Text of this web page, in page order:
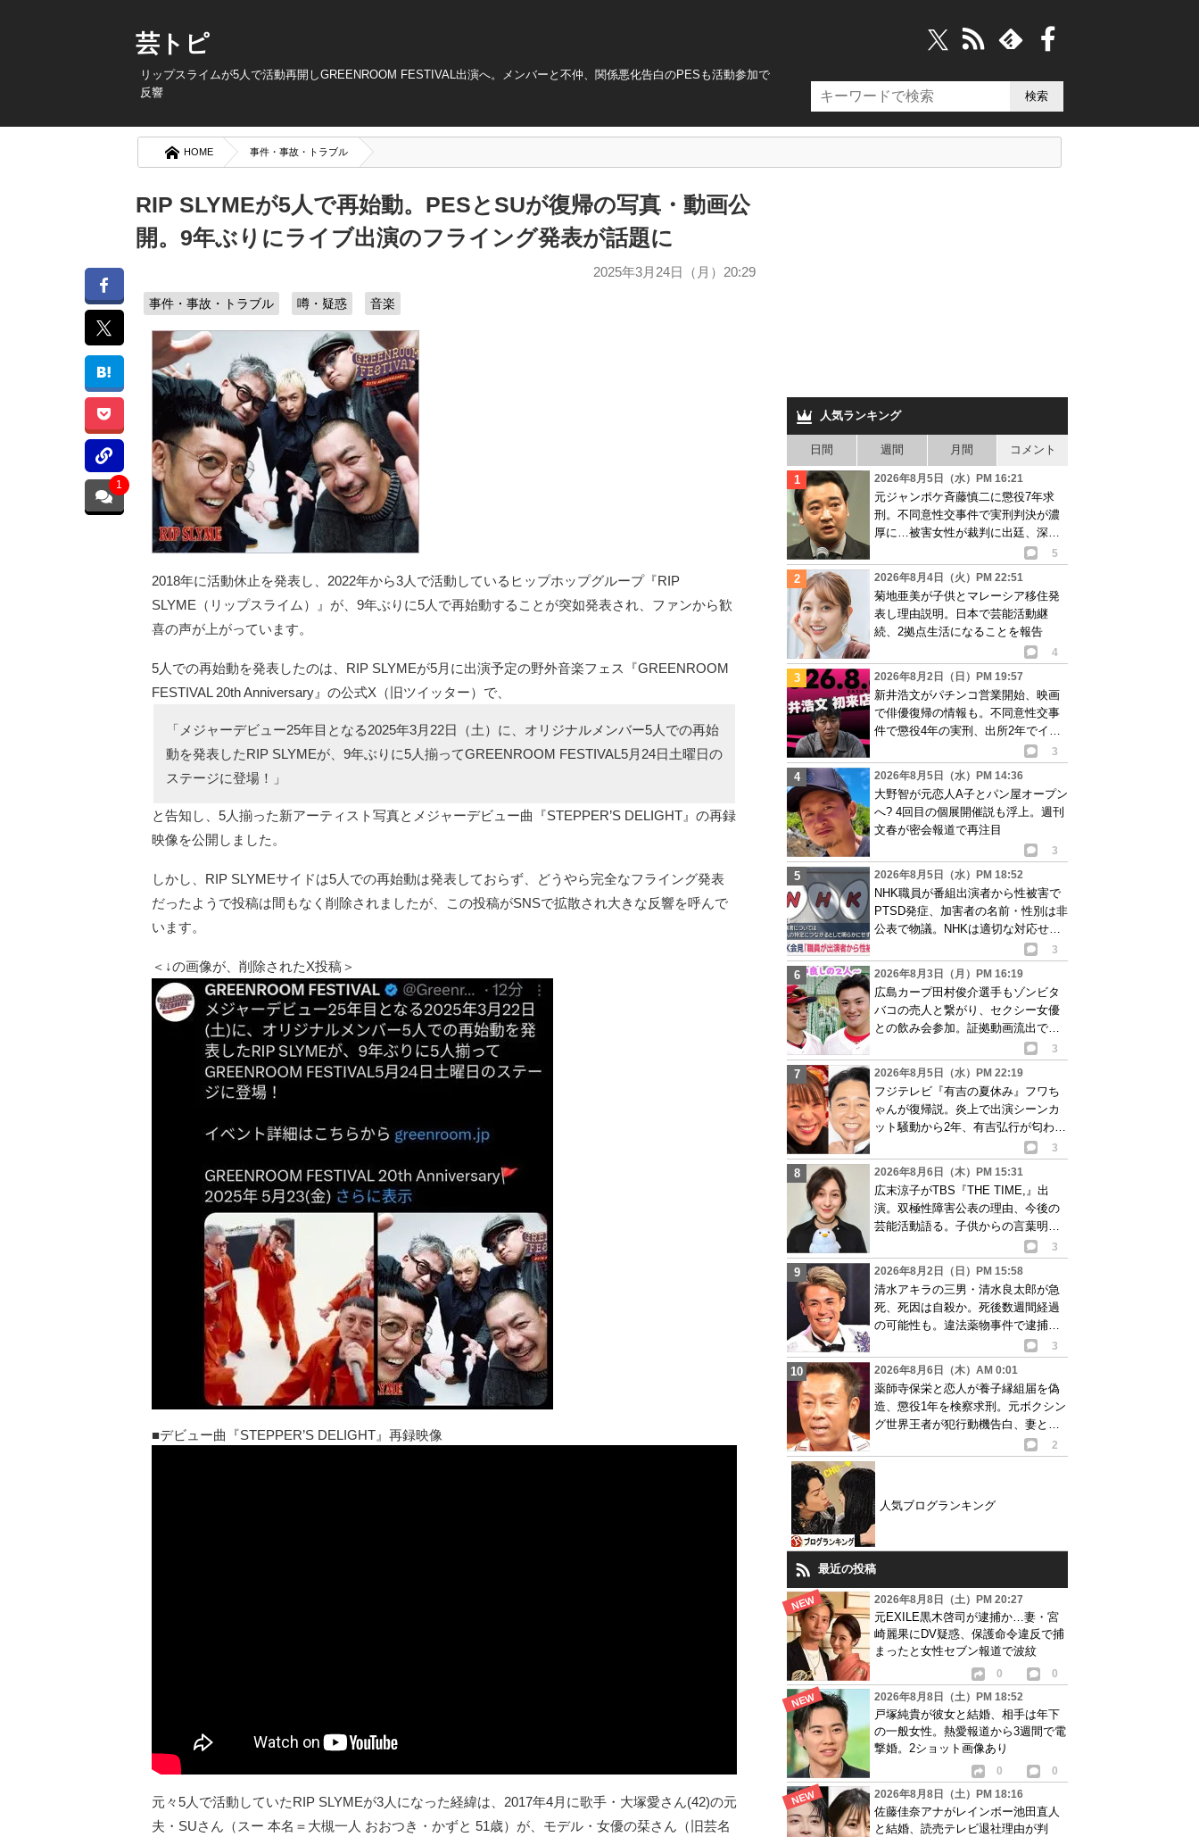
芸トピ
リップスライムが5人で活動再開しGREENROOM FESTIVAL出演へ。メンバーと不仲、関係悪化告白のPESも活動参加で
反響
HOME 事件・事故・トラブル
RIP SLYMEが5人で再始動。PESとSUが復帰の写真・動画公
開。9年ぶりにライブ出演のフライング発表が話題に
2025年3月24日（月）20:29
事件・事故・トラブル 噂・疑惑 音楽
1
2018年に活動休止を発表し、2022年から3人で活動しているヒップホップグループ『RIP
SLYME（リップスライム）』が、9年ぶりに5人で再始動することが突如発表され、ファンから歓
喜の声が上がっています。
5人での再始動を発表したのは、RIP SLYMEが5月に出演予定の野外音楽フェス『GREENROOM
FESTIVAL 20th Anniversary』の公式X（旧ツイッター）で、
「メジャーデビュー25年目となる2025年3月22日（土）に、オリジナルメンバー5人での再始
動を発表したRIP SLYMEが、9年ぶりに5人揃ってGREENROOM FESTIVAL5月24日土曜日の
ステージに登場！」
と告知し、5人揃った新アーティスト写真とメジャーデビュー曲『STEPPER’S DELIGHT』の再録
映像を公開しました。
しかし、RIP SLYMEサイドは5人での再始動は発表しておらず、どうやら完全なフライング発表
だったようで投稿は間もなく削除されましたが、この投稿がSNSで拡散され大きな反響を呼んで
います。
＜↓の画像が、削除されたX投稿＞
デビュー曲『STEPPER’S DELIGHT』再録映像
元々5人で活動していたRIP SLYMEが3人になった経緯は、2017年4月に歌手・大塚愛さん(42)の元
夫・SUさん（スー 本名＝大槻一人 おおつき・かずと 51歳）が、モデル・女優の栞さん（旧芸名
人気ランキング
日間 週間 月間 コメント
2026年8月5日（水）PM 16:21
元ジャンポケ斉藤慎二に懲役7年求
刑。不同意性交事件で実刑判決が濃
厚に…被害女性が裁判に出廷、深刻
5
2026年8月4日（火）PM 22:51
菊地亜美が子供とマレーシア移住発
表し理由説明。日本で芸能活動継
続、2拠点生活になることを報告
4
2026年8月2日（日）PM 19:57
新井浩文がパチンコ営業開始、映画
で俳優復帰の情報も。不同意性交事
件で懲役4年の実刑、出所2年でイベ
3
2026年8月5日（水）PM 14:36
大野智が元恋人A子とパン屋オープン
へ? 4回目の個展開催説も浮上。週刊
文春が密会報道で再注目
3
2026年8月5日（水）PM 18:52
NHK職員が番組出演者から性被害で
PTSD発症、加害者の名前・性別は非
公表で物議。NHKは適切な対応せず
3
2026年8月3日（月）PM 16:19
広島カープ田村俊介選手もゾンビタ
バコの売人と繋がり、セクシー女優
との飲み会参加。証拠動画流出で波
3
2026年8月5日（水）PM 22:19
フジテレビ『有吉の夏休み』フワち
ゃんが復帰説。炎上で出演シーンカ
ット騒動から2年、有吉弘行が匂わせ
3
2026年8月6日（木）PM 15:31
広末涼子がTBS『THE TIME,』出
演。双極性障害公表の理由、今後の
芸能活動語る。子供からの言葉明か
3
2026年8月2日（日）PM 15:58
清水アキラの三男・清水良太郎が急
死、死因は自殺か。死後数週間経過
の可能性も。違法薬物事件で逮捕、
3
2026年8月6日（木）AM 0:01
薬師寺保栄と恋人が養子縁組届を偽
造、懲役1年を検察求刑。元ボクシン
グ世界王者が犯行動機告白、妻と離
2
人気ブログランキング
最近の投稿
2026年8月8日（土）PM 20:27
元EXILE黒木啓司が逮捕か…妻・宮
崎麗果にDV疑惑、保護命令違反で捕
まったと女性セブン報道で波紋
0
0
2026年8月8日（土）PM 18:52
戸塚純貴が彼女と結婚、相手は年下
の一般女性。熱愛報道から3週間で電
撃婚。2ショット画像あり
0
0
2026年8月8日（土）PM 18:16
佐藤佳奈アナがレインボー池田直人
と結婚、読売テレビ退社理由が判